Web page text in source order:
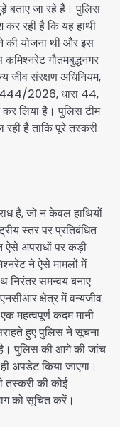
बताए जा रहे हैं। पुलिस
रही है कि यह हाथी
की योजना थी और इस
गौतमबुद्धनगर
जीव संरक्षण अधिनियम,
2026, धारा 44,
लिया है। पुलिस टीम
है ताकि पूरे तस्करी
है, जो न केवल हाथियों
स्तर पर प्रतिबंधित
ऐसे अपराधों पर कड़ी
ने ऐसे मामलों में
निरंतर समन्वय बनाए
क्षेत्र में वन्यजीव
महत्वपूर्ण कदम मानी
हुए पुलिस ने सूचना
है। पुलिस की आगे की जांच
अपडेट किया जाएगा।
तस्करी की कोई
को सूचित करें।